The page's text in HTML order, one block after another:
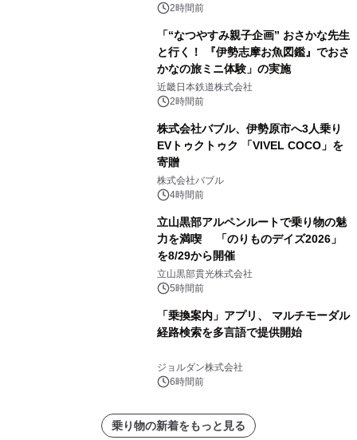
2時間前
「“なつやすみ親子企画” おさかな先生
と行く！ 『伊勢志摩お魚図鑑』でおさ
かなの旅ミニ体験」の実施
近畿日本鉄道株式会社
2時間前
株式会社バブル、伊勢原市へ3人乗り
EVトゥクトゥク 「VIVEL COCO」を
寄贈
株式会社バブル
4時間前
立山黒部アルペンルートで乗り物の魅
力を満喫 「のりものデイズ2026」
を8/29から開催
立山黒部貫光株式会社
5時間前
「乗換案内」アプリ、 マルチモーダル
経路検索を多言語で提供開始
ジョルダン株式会社
6時間前
乗り物の新着をもっと見る